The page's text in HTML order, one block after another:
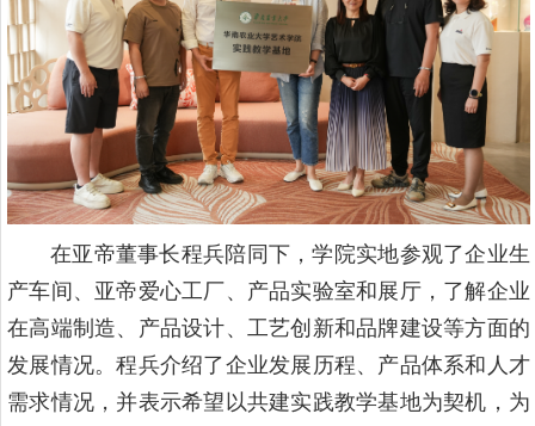
在亚帝董事长程兵陪同下，学院实地参观了企业生
产车间、亚帝爱心工厂、产品实验室和展厅，了解企业
在高端制造、产品设计、工艺创新和品牌建设等方面的
发展情况。程兵介绍了企业发展历程、产品体系和人才
需求情况，并表示希望以共建实践教学基地为契机，为